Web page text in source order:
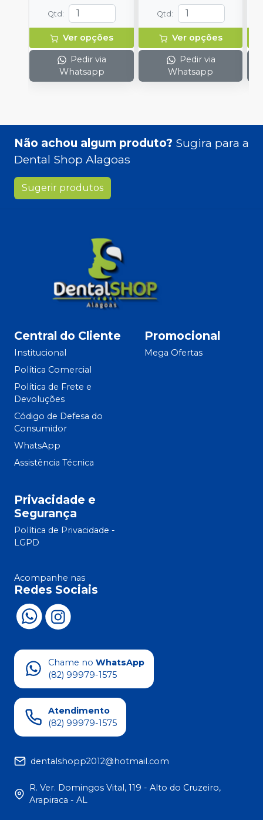
Qtd :
Ver opções
Pedir via
Whatsapp
Qtd :
Ver opções
Pedir via
Whatsapp
Não achou algum produto? Sugira para a
Dental Shop Alagoas
Sugerir produtos
Central do Cliente
Institucional
Política Comercial
Política de Frete e
Devoluções
Código de Defesa do
Consumidor
WhatsApp
Assistência Técnica
Promocional
Mega Ofertas
Privacidade e
Segurança
Política de Privacidade -
LGPD
Acompanhe nas
Redes Sociais
Chame no WhatsApp
(82) 99979-1575
Atendimento
(82) 99979-1575
dentalshopp2012@hotmail.com
R. Ver. Domingos Vital, 119 - Alto do Cruzeiro,
Arapiraca - AL